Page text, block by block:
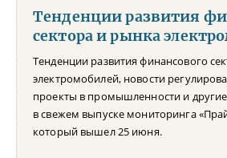
Тенденции развития
сектора и рынка
Тенденции развития финансового
электромобилей, новости
проекты в промышленности и
в свежем выпуске мониторинга
который вышел 25 июня.